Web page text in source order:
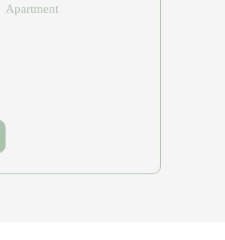
Apartment